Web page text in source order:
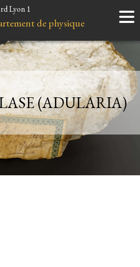
Accueil
Instruments
Minéraux
Liens et ressources
Lyon 1
de physique
(ADULARIA)